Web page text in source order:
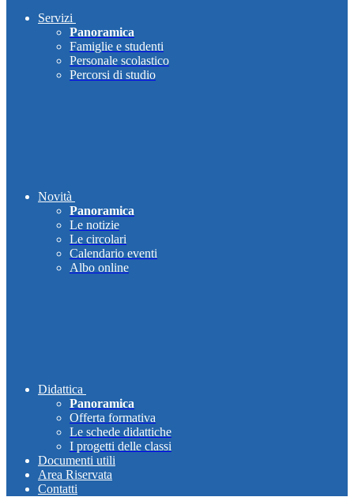
Servizi
Panoramica
Famiglie e studenti
Personale scolastico
Percorsi di studio
Novità
Panoramica
Le notizie
Le circolari
Calendario eventi
Albo online
Didattica
Panoramica
Offerta formativa
Le schede didattiche
I progetti delle classi
Documenti utili
Area Riservata
Contatti